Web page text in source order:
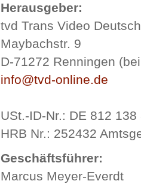
Herausgeber:
tvd Trans Video
Maybachstr. 9
D-71272 Renningen
info@tvd-online.de
USt.-ID-Nr.: DE 812 138
HRB Nr.: 252432
Geschäftsführer:
Marcus Meyer-Everdt